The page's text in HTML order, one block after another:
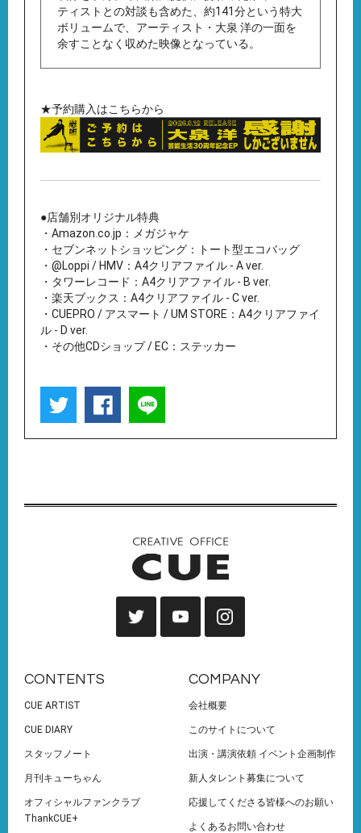
ティストとの対談も含めた、約141分という特大
ボリュームで、アーティスト・大泉 洋の一面を
余すことなく収めた映像となっている。
★予約購入はこちらから
●店舗別オリジナル特典
・Amazon.co.jp：メガジャケ
・セブンネットショッピング：トート型エコバッグ
・@Loppi / HMV：A4クリアファイル - A ver.
・タワーレコード：A4クリアファイル - B ver.
・楽天ブックス：A4クリアファイル - C ver.
・CUEPRO / アスマート / UM STORE：A4クリアファイ
ル - D ver.
・その他CDショップ / EC：ステッカー
CONTENTS
CUE ARTIST
CUE DIARY
スタッフノート
月刊キューちゃん
オフィシャルファンクラブ
ThankCUE+
COMPANY
会社概要
このサイトについて
出演・講演依頼 イベント企画制作
新人タレント募集について
応援してくださる皆様へのお願い
よくあるお問い合わせ